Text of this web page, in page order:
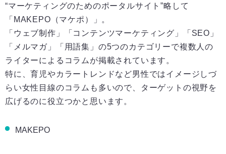
“マーケティングのためのポータルサイト”略して
「MAKEPO（マケポ）」。
「ウェブ制作」「コンテンツマーケティング」「SEO」
「メルマガ」「用語集」の5つのカテゴリーで複数人の
ライターによるコラムが掲載されています。
特に、育児やカラートレンドなど男性ではイメージしづ
らい女性目線のコラムも多いので、ターゲットの視野を
広げるのに役立つかと思います。
MAKEPO